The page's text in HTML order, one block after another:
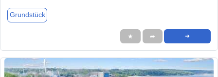
Grundstück
★ ➦ ➜